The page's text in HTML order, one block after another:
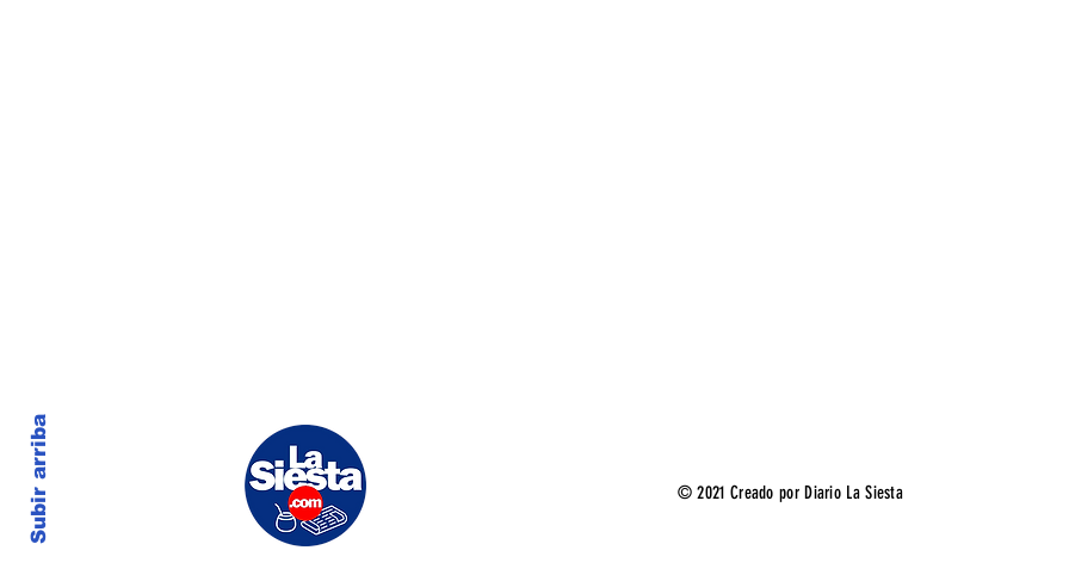
Subir arriba © 2021 Creado por Diario La Siesta